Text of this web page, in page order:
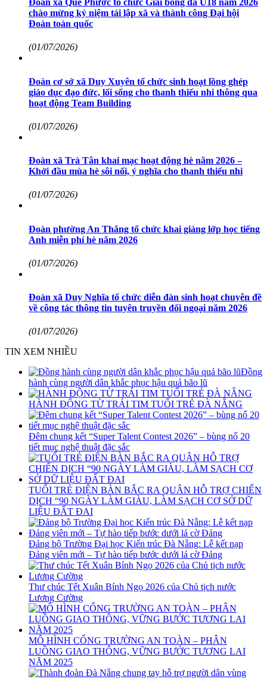
Đoàn xã Quế Phước tổ chức Giải bóng đá U18 năm 2026
chào mừng kỷ niệm tái lập xã và thành công Đại hội
Đoàn toàn quốc
(01/07/2026)
Đoàn cơ sở xã Duy Xuyên tổ chức sinh hoạt lồng ghép
giáo dục đạo đức, lối sống cho thanh thiếu nhi thông qua
hoạt động Team Building
(01/07/2026)
Đoàn xã Trà Tân khai mạc hoạt động hè năm 2026 –
Khởi đầu mùa hè sôi nổi, ý nghĩa cho thanh thiếu nhi
(01/07/2026)
Đoàn phường An Thắng tổ chức khai giảng lớp học tiếng
Anh miễn phí hè năm 2026
(01/07/2026)
Đoàn xã Duy Nghĩa tổ chức diễn đàn sinh hoạt chuyên đề
về công tác thông tin tuyên truyền đối ngoại năm 2026
(01/07/2026)
TIN XEM NHIỀU
Đồng
hành cùng người dân khắc phục hậu quả bão lũ
HÀNH ĐỘNG TỪ TRÁI TIM TUỔI TRẺ ĐÀ NẴNG
Đêm chung kết “Super Talent Contest 2026” – bùng nổ 20
tiết mục nghệ thuật đặc sắc
TUỔI TRẺ ĐIỆN BÀN BẮC RA QUÂN HỖ TRỢ CHIẾN
DỊCH “90 NGÀY LÀM GIÀU, LÀM SẠCH CƠ SỞ DỮ
LIỆU ĐẤT ĐAI
Đảng bộ Trường Đại học Kiến trúc Đà Nẵng: Lễ kết nạp
Đảng viên mới – Tự hào tiếp bước dưới lá cờ Đảng
Thư chúc Tết Xuân Bính Ngọ 2026 của Chủ tịch nước
Lương Cường
MÔ HÌNH CỔNG TRƯỜNG AN TOÀN – PHÂN
LUỒNG GIAO THÔNG, VỮNG BƯỚC TƯƠNG LAI
NĂM 2025